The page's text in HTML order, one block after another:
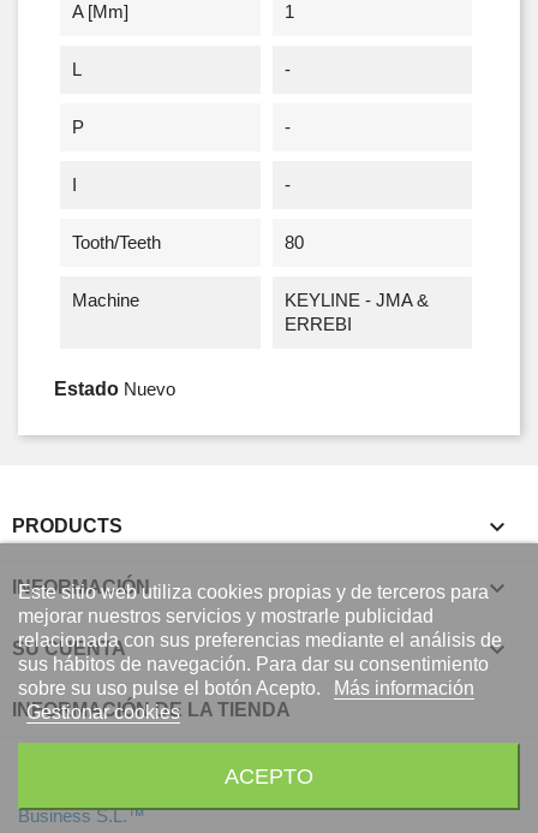
A [mm] 1
L -
P -
I -
Tooth/Teeth 80
Machine
KEYLINE - JMA &
ERREBI
Estado Nuevo
PRODUCTS 
INFORMACIÓN 
SU CUENTA 
INFORMACIÓN DE LA TIENDA
Este sitio web utiliza cookies propias y de terceros para
mejorar nuestros servicios y mostrarle publicidad
relacionada con sus preferencias mediante el análisis de
sus hábitos de navegación. Para dar su consentimiento
sobre su uso pulse el botón Acepto.
Más información
Gestionar cookies
ACEPTO
Business S.L.™